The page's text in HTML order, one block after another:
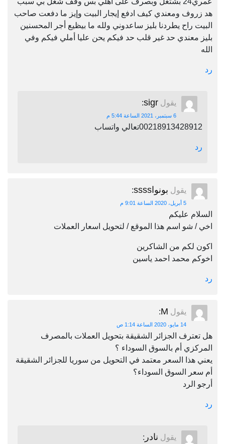
هد زروف ومعندي كيف ادفع إيجار البيت وإيز ما دفعت صاحب
البيت راح يطردنا بليز ساعدوني ولله ما بيظيع أجر المحسنين
بليز معندي حد غير قلب حد فيكم يحن عليا أملي فيكم وفي
الله
رد
يقول sigr
:
6 سبتمبر، 2021 الساعة 5:44 م
00218913428912تعالي واتساب
رد
يقول بونواssss :
5 أبريل، 2020 الساعة 9:01 م
السلام عليكم
اخي / شو اسم هذا الموقع / لتحويل اسعار العملات
اكون لكم من الشاكرين
اخوكم محمد احمد ياسين
رد
يقول M
:
14 مايو، 2020 الساعة 1:14 ص
هل تعترف الجزائر الشقيقة بتحويل العملات بالمصرف
المركزي أم بالسوق السوداء ؟
يعني هذا السعر معتمد في التحويل من سوريا للجزائر الشقيقة
أم سعر السوق السوداء؟
أرجو الرد
رد
يقول نادر :